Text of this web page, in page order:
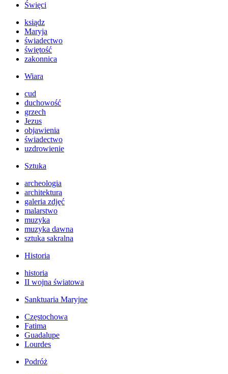
Święci
ksiądz
Maryja
świadectwo
świętość
zakonnica
Wiara
cud
duchowość
grzech
Jezus
objawienia
świadectwo
uzdrowienie
Sztuka
archeologia
architektura
galeria zdjęć
malarstwo
muzyka
muzyka dawna
sztuka sakralna
Historia
historia
II wojna światowa
Sanktuaria Maryjne
Częstochowa
Fatima
Guadalupe
Lourdes
Podróż